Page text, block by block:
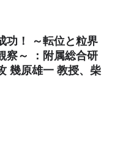
功！ ～転位と粒界
察～ ：附属総合研
幾原雄一 教授、柴